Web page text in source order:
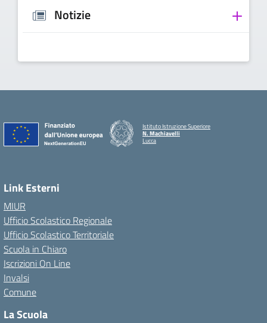
Notizie
Istituto Istruzione Superiore
N. Machiavelli
Lucca
Link Esterni
MIUR
Ufficio Scolastico Regionale
Ufficio Scolastico Territoriale
Scuola in Chiaro
Iscrizioni On Line
Invalsi
Comune
La Scuola